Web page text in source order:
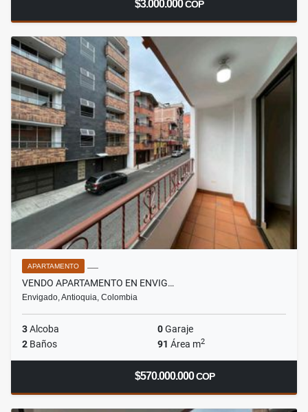
$3.000.000COP
APARTAMENTO
VENDO APARTAMENTO EN ENVIG…
Envigado, Antioquia, Colombia
3Alcoba 0Garaje
2 Baños 91 Área m2
$570.000.000COP